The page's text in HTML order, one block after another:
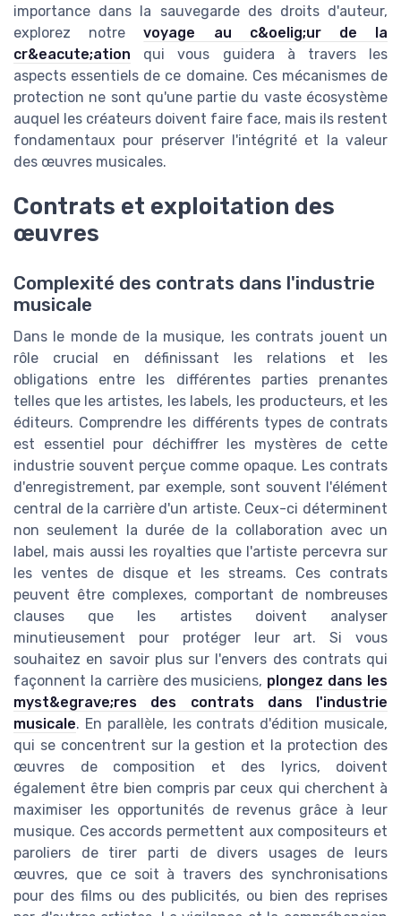
importance dans la sauvegarde des droits d'auteur,
explorez notrevoyage au c&oelig;ur de la
cr&eacute;ation qui vous guidera à travers les
aspects essentiels de ce domaine. Ces mécanismes de
protection ne sont qu'une partie du vaste écosystème
auquel les créateurs doivent faire face, mais ils restent
fondamentaux pour préserver l'intégrité et la valeur
des œuvres musicales.
Contrats et exploitation des
œuvres
Complexité des contrats dans l'industrie
musicale
Dans le monde de la musique, les contrats jouent un
rôle crucial en définissant les relations et les
obligations entre les différentes parties prenantes
telles que les artistes, les labels, les producteurs, et les
éditeurs. Comprendre les différents types de contrats
est essentiel pour déchiffrer les mystères de cette
industrie souvent perçue comme opaque. Les contrats
d'enregistrement, par exemple, sont souvent l'élément
central de la carrière d'un artiste. Ceux-ci déterminent
non seulement la durée de la collaboration avec un
label, mais aussi les royalties que l'artiste percevra sur
les ventes de disque et les streams. Ces contrats
peuvent être complexes, comportant de nombreuses
clauses que les artistes doivent analyser
minutieusement pour protéger leur art. Si vous
souhaitez en savoir plus sur l'envers des contrats qui
façonnent la carrière des musiciens, plongez dans les
myst&egrave;res des contrats dans l'industrie
musicale. En parallèle, les contrats d'édition musicale,
qui se concentrent sur la gestion et la protection des
œuvres de composition et des lyrics, doivent
également être bien compris par ceux qui cherchent à
maximiser les opportunités de revenus grâce à leur
musique. Ces accords permettent aux compositeurs et
paroliers de tirer parti de divers usages de leurs
œuvres, que ce soit à travers des synchronisations
pour des films ou des publicités, ou bien des reprises